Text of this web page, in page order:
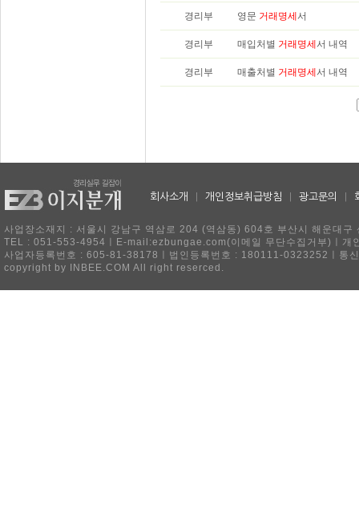
경리부 영문 거래명세 서
경리부 매입처별 거래명세 서 내역
경리부 매출처별 거래명세 서 내역
회사소개 개인정보취급방침 광고문의
사업장소재지 : 서울시 강남구 역삼로 204 (역삼동) 604호 부산시 해운대
TEL : 051-553-4954ㅣE-mail:ezbungae.com(이메일 무단수집거부)ㅣ개
사업자등록번호 : 605-81-38178ㅣ법인등록번호 : 180111-0323252ㅣ통
copyright by INBEE.COM All right reserced.